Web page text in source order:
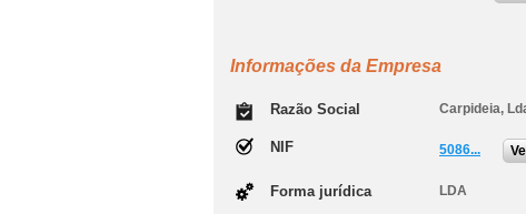
Informações da Empresa
Razão Social Carpideia,
NIF 5086...
Forma jurídica LDA